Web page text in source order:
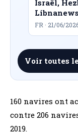
Israël,
Libnanews
FR · 21/06/
Voir toutes
160 navires ont
contre 206
2019.